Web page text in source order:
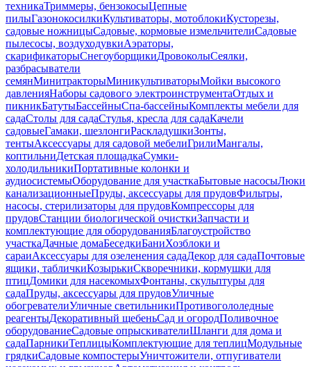
техникаТриммеры, бензокосыЦепные
пилыГазонокосилкиКультиваторы, мотоблокиКусторезы,
садовые ножницыСадовые, кормовые измельчителиСадовые
пылесосы, воздуходувкиАэраторы,
скарификаторыСнегоуборщикиДровоколыСеялки,
разбрасыватели
семянМинитракторыМиникультиваторыМойки высокого
давленияНаборы садового электроинструментаОтдых и
пикникБатутыБассейныСпа-бассейныКомплекты мебели для
садаСтолы для садаСтулья, кресла для садаКачели
садовыеГамаки, шезлонгиРаскладушкиЗонты,
тентыАксессуары для садовой мебелиГрилиМангалы,
коптильниДетская площадкаСумки-
холодильникиПортативные колонки и
аудиосистемыОборудование для участкаБытовые насосыЛюки
канализационныеПруды, аксессуары для прудовФильтры,
насосы, стерилизаторы для прудовКомпрессоры для
прудовСтанции биологической очисткиЗапчасти и
комплектующие для оборудованияБлагоустройство
участкаДачные домаБеседкиБаниХозблоки и
сараиАксессуары для озеленения садаДекор для садаПочтовые
ящики, табличкиКозырькиСкворечники, кормушки для
птицДомики для насекомыхФонтаны, скульптуры для
садаПруды, аксессуары для прудовУличные
обогревателиУличные светильникиПротивогололедные
реагентыДекоративный щебеньСад и огородПоливочное
оборудованиеСадовые опрыскивателиШланги для дома и
садаПарникиТеплицыКомплектующие для теплицМодульные
грядкиСадовые компостерыУничтожители, отпугиватели